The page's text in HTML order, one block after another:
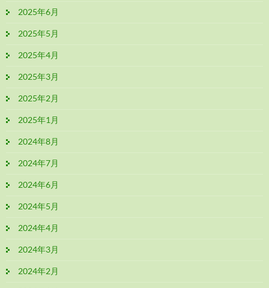
2025年6月
2025年5月
2025年4月
2025年3月
2025年2月
2025年1月
2024年8月
2024年7月
2024年6月
2024年5月
2024年4月
2024年3月
2024年2月